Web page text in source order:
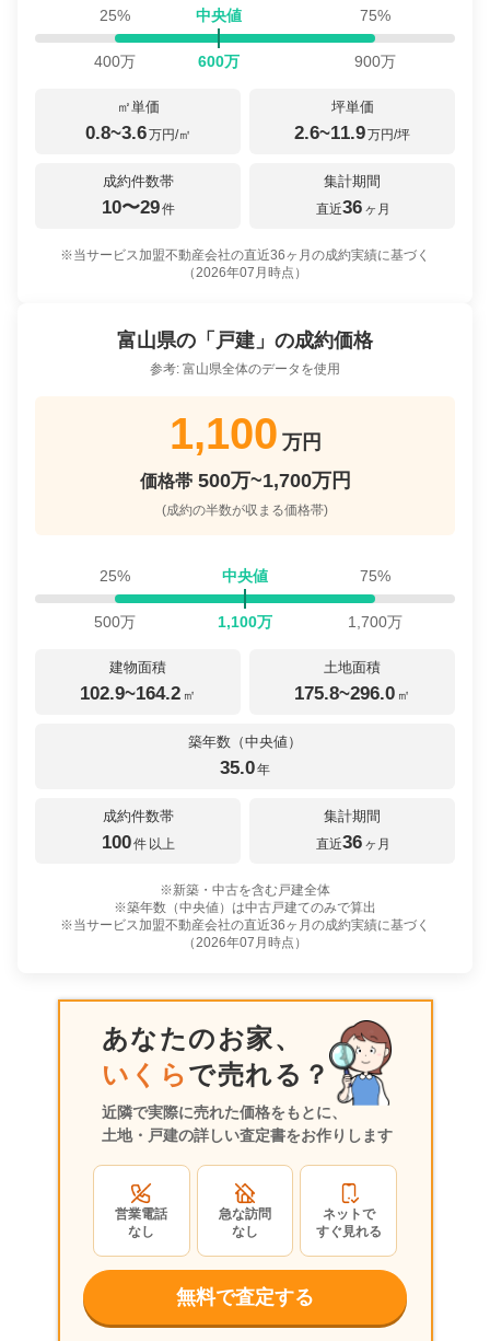
25% 中央値 75%
400万 600万 900万
㎡単価
0.8~3.6万円/㎡
坪単価
2.6~11.9万円/坪
成約件数帯
10〜29件
集計期間
直近36 ヶ月
※当サービス加盟不動産会社の直近36ヶ月の成約実績に基づく
（2026年07月 時点）
富山県の「 戸建 」の成約価格
参考: 富山県全体のデータを使用
1,100 万円
価格帯 500万~1,700万円
(成約の半数が収まる価格帯)
25% 中央値 75%
500万 1,100万 1,700万
建物面積
102.9~164.2 ㎡
土地面積
175.8~296.0 ㎡
成約件数帯
100件 以上
築年数（中央値）
35.0年
集計期間
直近36 ヶ月
※新築・中古を含む戸建全体
※築年数（中央値）は中古戸建てのみで算出
※当サービス加盟不動産会社の直近36ヶ月の成約実績に基づく
（2026年07月 時点）
あなたのお家、
いくらで売れる？
近隣で実際に売れた価格をもとに、
土地・戸建の詳しい査定書をお作りします
営業電話
なし
急な訪問
なし
ネットで
すぐ見れる
無料で査定する